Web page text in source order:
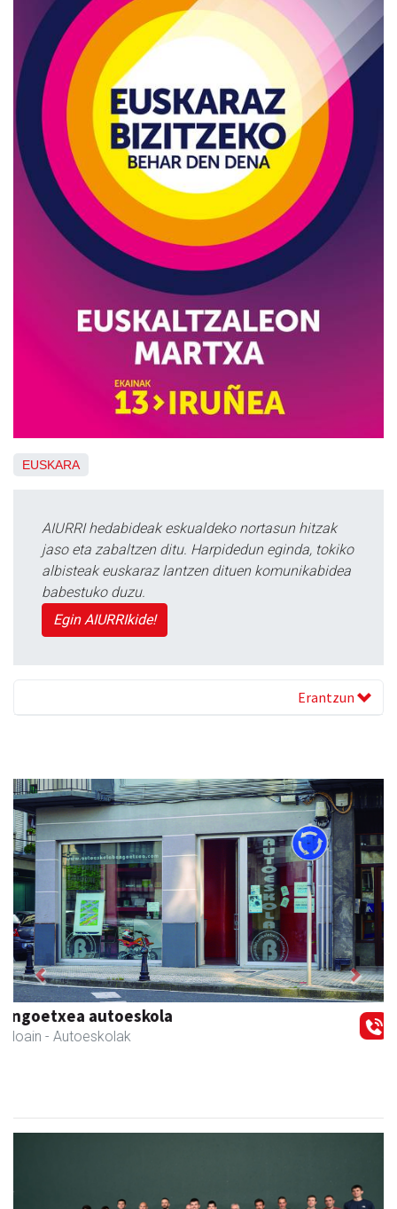
EUSKARA
AIURRI hedabideak eskualdeko nortasun hitzak
jaso eta zabaltzen ditu. Harpidedun eginda, tokiko
albisteak euskaraz lantzen dituen komunikabidea
babestuko duzu.
Egin AIURRIkide!
Erantzun
Itxaspe
Urnieta - Frutategiak
Previous Next